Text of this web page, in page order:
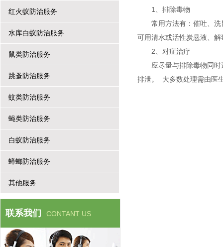
红火蚁防治服务
水库白蚁防治服务
鼠类防治服务
跳蚤防治服务
蚊类防治服务
蝇类防治服务
白蚁防治服务
蟑螂防治服务
其他服务
联系我们 CONTANT US
1、排除毒物
常用方法有：催吐、
可用清水或活性炭悬液、
2、对症治疗
应尽量与排除毒物同
排泄。 大多数处理需由医